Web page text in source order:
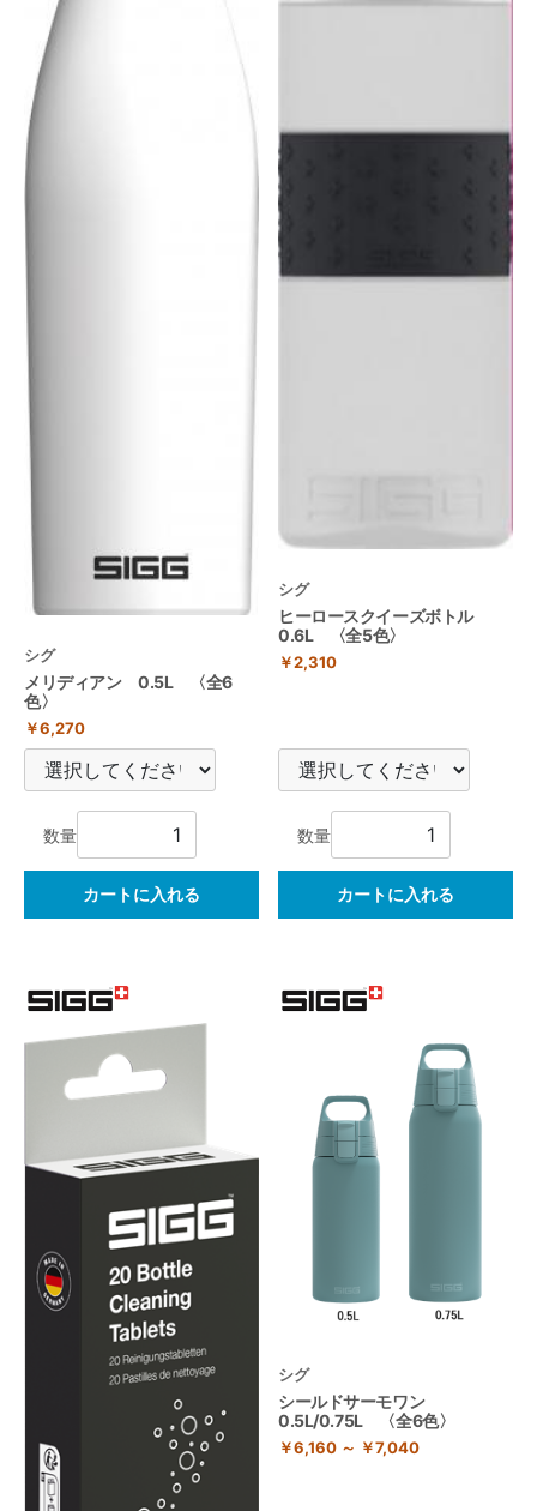
シグ
メリディアン 0.5L 〈全6
色〉
￥6,270
数量
カートに入れる
シグ
ヒーロースクイーズボトル
0.6L 〈全5色〉
￥2,310
数量
カートに入れる
シグ
シールドサーモワン
0.5L/0.75L 〈全6色〉
￥6,160 ～ ￥7,040